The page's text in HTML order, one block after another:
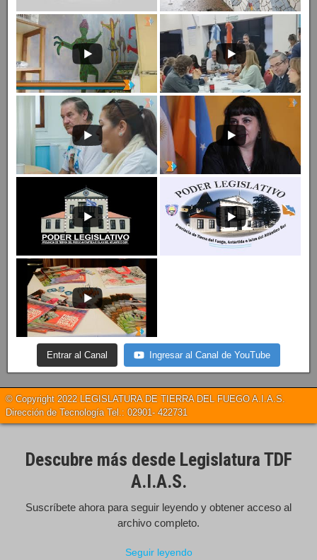
Entrar al Canal Ingresar al Canal de YouTube
© Copyright 2022 LEGISLATURA DE TIERRA DEL FUEGO A.I.A.S.
Dirección de Tecnología Tel.: 02901- 422731
Descubre más desde Legislatura TDF
A.I.A.S.
Suscríbete ahora para seguir leyendo y obtener acceso al
archivo completo.
Seguir leyendo